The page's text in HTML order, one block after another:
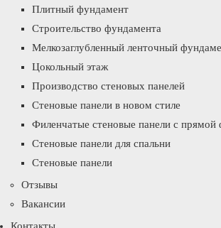
Плитный фундамент
Строительство фундамента
Мелкозаглубленный ленточный
Цокольный этаж
Производство стеновых панелей
Стеновые панели в новом стиле
Филенчатые стеновые панели с прямой
Стеновые панели для спальни
Стеновые панели
Отзывы
Вакансии